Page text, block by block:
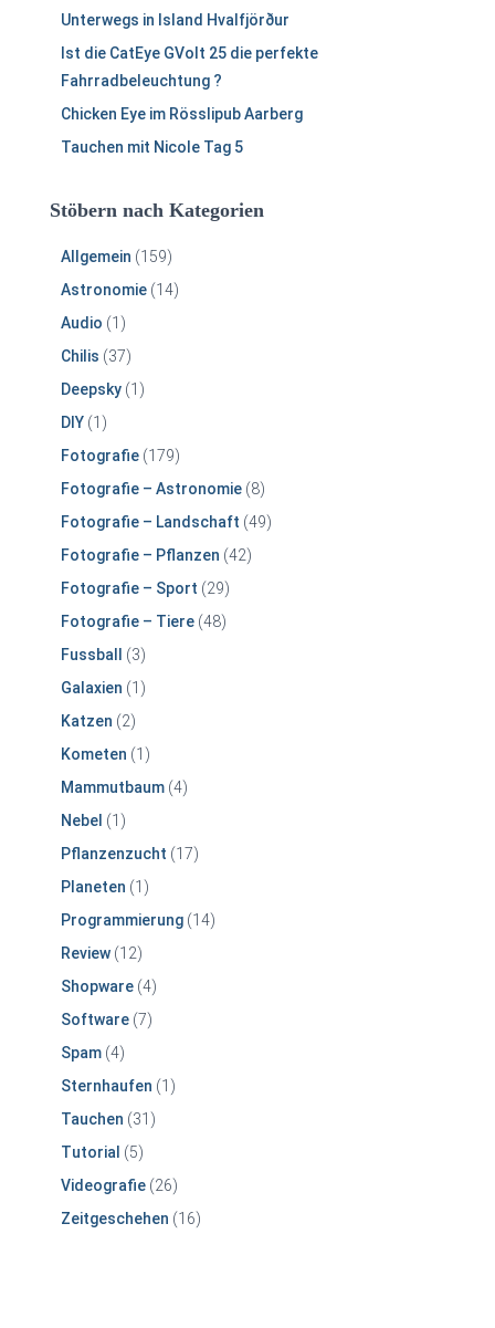
Unterwegs in Island Hvalfjörður
Ist die CatEye GVolt 25 die perfekte
Fahrradbeleuchtung ?
Chicken Eye im Rösslipub Aarberg
Tauchen mit Nicole Tag 5
Stöbern nach Kategorien
Allgemein (159)
Astronomie (14)
Audio (1)
Chilis (37)
Deepsky (1)
DIY (1)
Fotografie (179)
Fotografie – Astronomie (8)
Fotografie – Landschaft (49)
Fotografie – Pflanzen (42)
Fotografie – Sport (29)
Fotografie – Tiere (48)
Fussball (3)
Galaxien (1)
Katzen (2)
Kometen (1)
Mammutbaum (4)
Nebel (1)
Pflanzenzucht (17)
Planeten (1)
Programmierung (14)
Review (12)
Shopware (4)
Software (7)
Spam (4)
Sternhaufen (1)
Tauchen (31)
Tutorial (5)
Videografie (26)
Zeitgeschehen (16)